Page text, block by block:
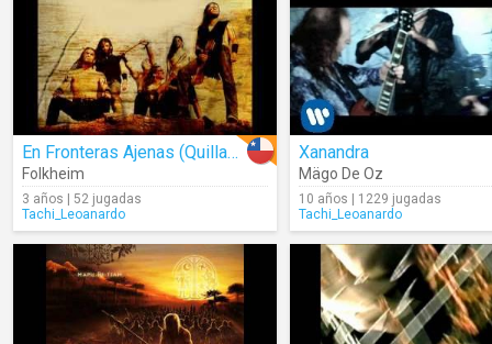
En Fronteras Ajenas (Quillasuyo)
Folkheim
3 años | 52 jugadas
Tachi_Leoanardo
Xanandra
Mägo De Oz
10 años | 1229 jugadas
Tachi_Leoanardo